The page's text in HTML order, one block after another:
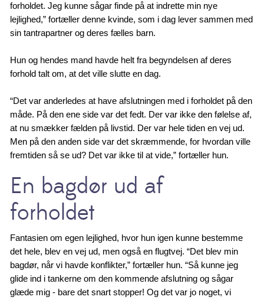
forholdet. Jeg kunne sågar finde på at indrette min nye
lejlighed,” fortæller denne kvinde, som i dag lever sammen med
sin tantrapartner og deres fælles barn.
Hun og hendes mand havde helt fra begyndelsen af deres
forhold talt om, at det ville slutte en dag.
“Det var anderledes at have afslutningen med i forholdet på den
måde. På den ene side var det fedt. Der var ikke den følelse af,
at nu smækker fælden på livstid. Der var hele tiden en vej ud.
Men på den anden side var det skræmmende, for hvordan ville
fremtiden så se ud? Det var ikke til at vide,” fortæller hun.
En bagdør ud af
forholdet
Fantasien om egen lejlighed, hvor hun igen kunne bestemme
det hele, blev en vej ud, men også en flugtvej. “Det blev min
bagdør, når vi havde konflikter,” fortæller hun. “Så kunne jeg
glide ind i tankerne om den kommende afslutning og sågar
glæde mig - bare det snart stopper! Og det var jo noget, vi